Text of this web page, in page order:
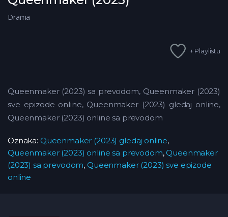
Drama
+ Playlistu
Queenmaker (2023) sa prevodom, Queenmaker (2023)
sve epizode online, Queenmaker (2023) gledaj online,
Queenmaker (2023) online sa prevodom
Oznaka: Queenmaker (2023) gledaj online,
Queenmaker (2023) online sa prevodom, Queenmaker
(2023) sa prevodom, Queenmaker (2023) sve epizode
online